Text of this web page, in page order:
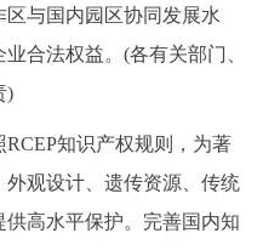
与国内园区协同发展水
合法权益。(各有关部门、
)
知识产权规则，为著
观设计、遗传资源、传统
高水平保护。完善国内知